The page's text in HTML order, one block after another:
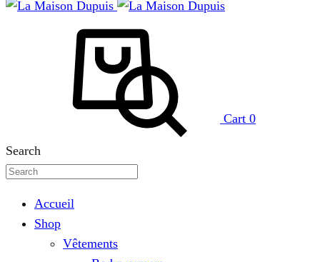
Cart 0
Search
Accueil
Shop
Vêtements